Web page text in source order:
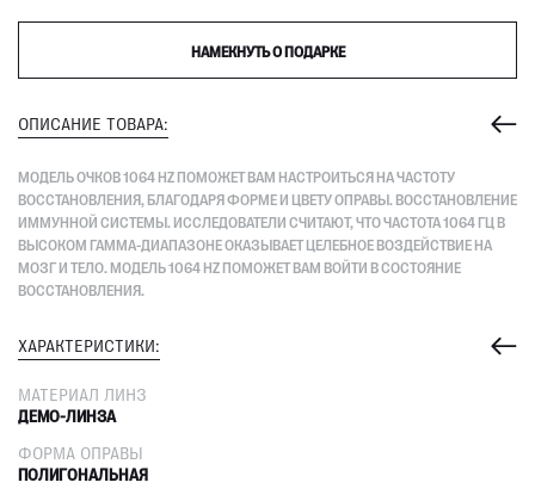
НАМЕКНУТЬ О ПОДАРКЕ
ОПИСАНИЕ ТОВАРА:
МОДЕЛЬ ОЧКОВ 1064 HZ ПОМОЖЕТ ВАМ НАСТРОИТЬСЯ НА ЧАСТОТУ
ВОССТАНОВЛЕНИЯ, БЛАГОДАРЯ ФОРМЕ И ЦВЕТУ ОПРАВЫ. ВОССТАНОВЛЕНИЕ
ИММУННОЙ СИСТЕМЫ. ИССЛЕДОВАТЕЛИ СЧИТАЮТ, ЧТО ЧАСТОТА 1064 ГЦ В
ВЫСОКОМ ГАММА-ДИАПАЗОНЕ ОКАЗЫВАЕТ ЦЕЛЕБНОЕ ВОЗДЕЙСТВИЕ НА
МОЗГ И ТЕЛО. МОДЕЛЬ 1064 HZ ПОМОЖЕТ ВАМ ВОЙТИ В СОСТОЯНИЕ
ВОССТАНОВЛЕНИЯ.
ХАРАКТЕРИСТИКИ:
МАТЕРИАЛ ЛИНЗ
ДЕМО-ЛИНЗА
ФОРМА ОПРАВЫ
ПОЛИГОНАЛЬНАЯ